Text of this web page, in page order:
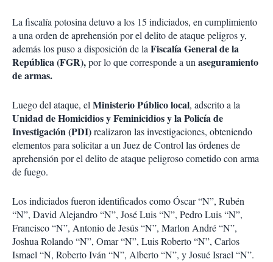
La fiscalía potosina detuvo a los 15 indiciados, en cumplimiento
a una orden de aprehensión por el delito de ataque peligros y,
además los puso a disposición de laFiscalía General de la
República (FGR),por lo que corresponde a unaseguramiento
de armas.
Luego del ataque, elMinisterio Público local, adscrito a la
Unidad de Homicidios y Feminicidios y la Policía de
Investigación (PDI)realizaron las investigaciones, obteniendo
elementos para solicitar a un Juez de Control las órdenes de
aprehensión por el delito de ataque peligroso cometido con arma
de fuego.
Los indiciados fueron identificados como Óscar “N”, Rubén
“N”, David Alejandro “N”, José Luis “N”, Pedro Luis “N”,
Francisco “N”, Antonio de Jesús “N”, Marlon André “N”,
Joshua Rolando “N”, Omar “N”, Luis Roberto “N”, Carlos
Ismael “N, Roberto Iván “N”, Alberto “N”, y Josué Israel “N”.